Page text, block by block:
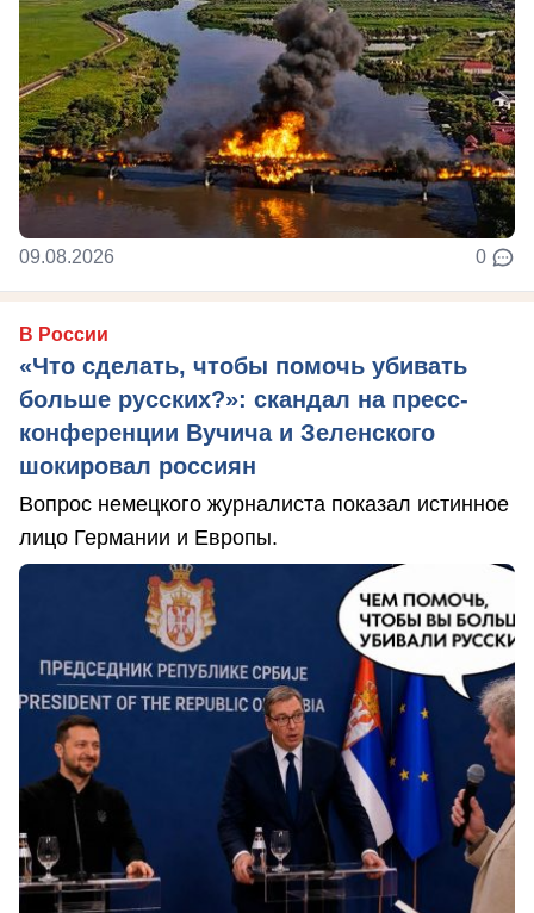
09.08.2026 0
В России
«Что сделать, чтобы помочь убивать
больше русских?»: скандал на пресс-
конференции Вучича и Зеленского
шокировал россиян
Вопрос немецкого журналиста показал истинное
лицо Германии и Европы.